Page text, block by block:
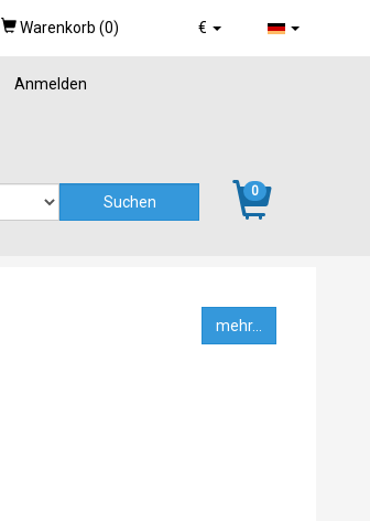
€
Warenkorb (0)
Anmelden
0
mehr...